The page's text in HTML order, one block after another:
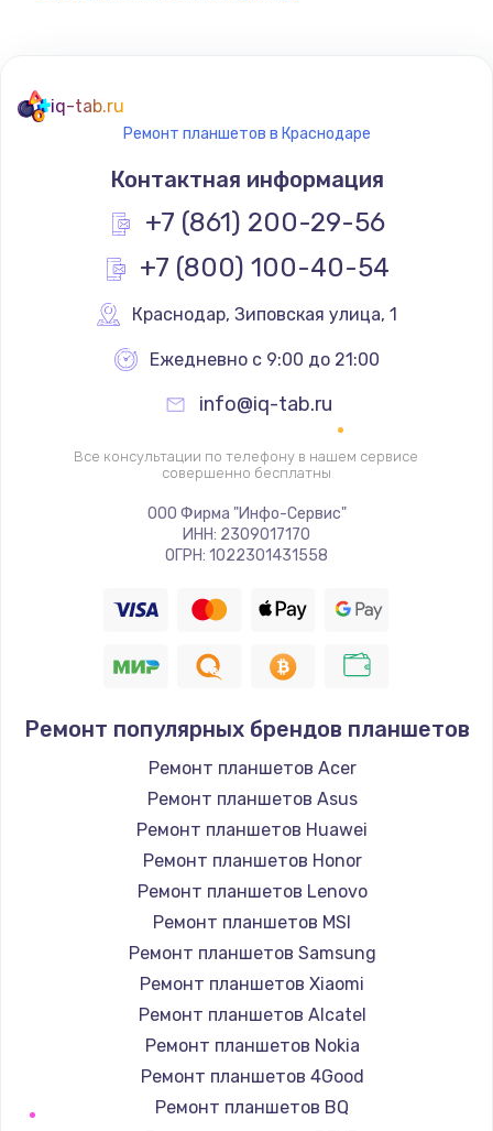
Ремонт микрофона
450 руб.
Заказать
Ремонт GPS-модуля
Ремонт динамика
500 руб.
Заказать
Программный ремонт
450 руб.
450 руб.
Заказать
Замена кабеля
Заказать
Заказать
iq-tab.ru
Ремонт планшетов в Краснодаре
Контактная информация
+7 (861) 200-29-56
+7 (800) 100-40-54
Краснодар, Зиповская улица, 1
Ежедневно с 9:00 до 21:00
info@iq-tab.ru
Все консультации по телефону в нашем сервисе
совершенно бесплатны
ООО Фирма "Инфо-Сервис"
ИНН: 2309017170
ОГРН: 1022301431558
Ремонт популярных брендов планшетов
Ремонт планшетов Acer
Ремонт планшетов Asus
Ремонт планшетов Huawei
Ремонт планшетов Honor
Ремонт планшетов Lenovo
Ремонт планшетов MSI
Ремонт планшетов Samsung
Ремонт планшетов Xiaomi
Ремонт планшетов Alcatel
Ремонт планшетов Nokia
Ремонт планшетов 4Good
Ремонт планшетов BQ